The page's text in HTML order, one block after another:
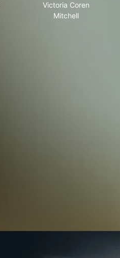
Victoria Coren
Mitchell